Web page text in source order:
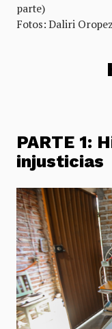
parte)
Fotos: Daliri
PARTE 1:
injusticias